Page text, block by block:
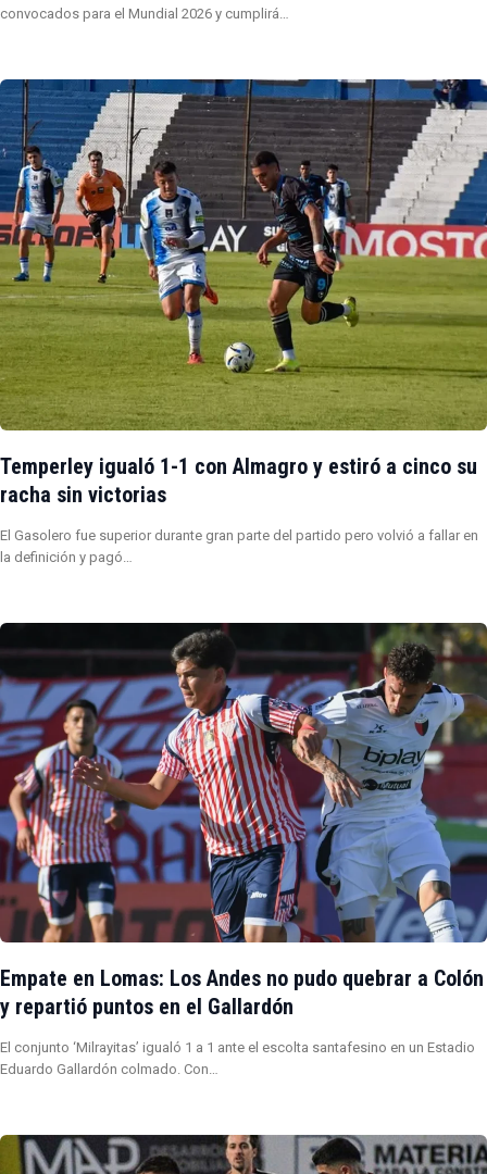
convocados para el Mundial 2026 y cumplirá…
Temperley igualó 1-1 con Almagro y estiró a cinco su
racha sin victorias
El Gasolero fue superior durante gran parte del partido pero volvió a fallar en
la definición y pagó…
Empate en Lomas: Los Andes no pudo quebrar a Colón
y repartió puntos en el Gallardón
El conjunto ‘Milrayitas’ igualó 1 a 1 ante el escolta santafesino en un Estadio
Eduardo Gallardón colmado. Con…